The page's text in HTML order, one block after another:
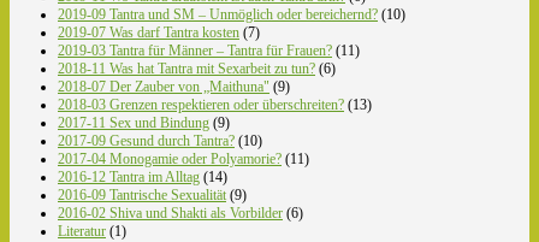
2019-09 Tantra und SM – Unmöglich oder bereichernd? (10)
2019-07 Was darf Tantra kosten (7)
2019-03 Tantra für Männer – Tantra für Frauen? (11)
2018-11 Was hat Tantra mit Sexarbeit zu tun? (6)
2018-07 Der Zauber von „Maithuna" (9)
2018-03 Grenzen respektieren oder überschreiten? (13)
2017-11 Sex und Bindung (9)
2017-09 Gesund durch Tantra? (10)
2017-04 Monogamie oder Polyamorie? (11)
2016-12 Tantra im Alltag (14)
2016-09 Tantrische Sexualität (9)
2016-02 Shiva und Shakti als Vorbilder (6)
Literatur (1)